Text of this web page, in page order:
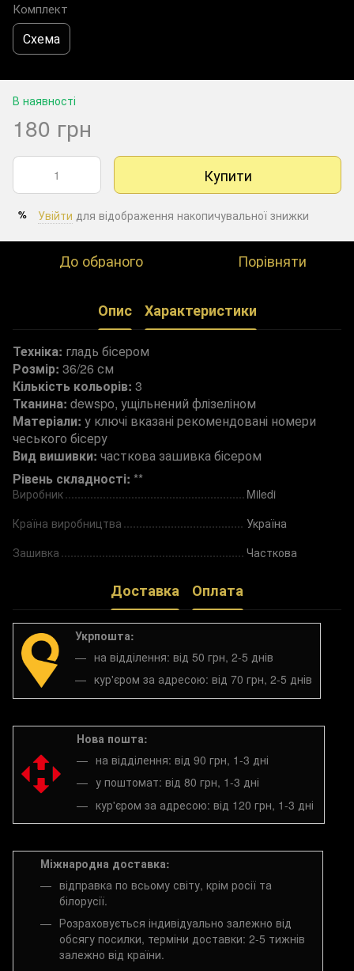
Комплект
Схема
В наявності
180 грн
Купити
% Увійти для відображення накопичувальної знижки
До обраного Порівняти
Опис Характеристики
Техніка: гладь бісером
Розмір: 36/26 см
Кількість кольорів: 3
Тканина: dewspo, ущільнений флізеліном
Матеріали: у ключі вказані рекомендовані номери
чеського бісеру
Вид вишивки: часткова зашивка бісером
Рівень складності: **
Виробник
Miledi
Країна виробництва
Україна
Зашивка
Часткова
Доставка Оплата
Укрпошта:
на відділення: від 50 грн, 2-5 днів
кур'єром за адресою: від 70 грн, 2-5 днів
Нова пошта:
на відділення: від 90 грн, 1-3 дні
у поштомат: від 80 грн, 1-3 дні
кур'єром за адресою: від 120 грн, 1-3 дні
Міжнародна доставка:
відправка по всьому світу, крім росії та
білорусії.
Розраховується індивідуально залежно від
обсягу посилки, терміни доставки: 2-5 тижнів
залежно від країни.